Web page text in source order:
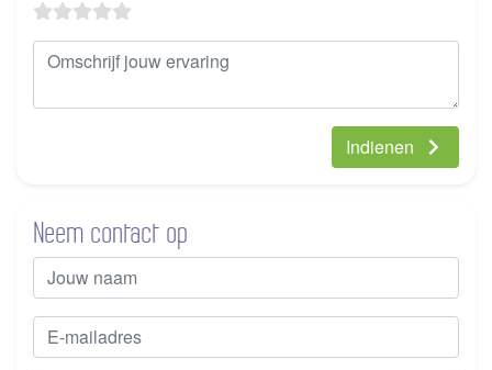
Indienen
Neem contact op